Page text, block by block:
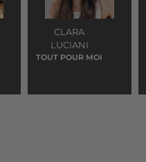
CLARA
LUCIANI
TOUT POUR MOI